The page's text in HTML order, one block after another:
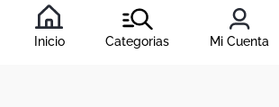
Inicio Categorias Mi Cuenta
Al inscribirte al newsletter, aceptas nuestros
condiciones
, y nuestrapolítica de tratamiento de